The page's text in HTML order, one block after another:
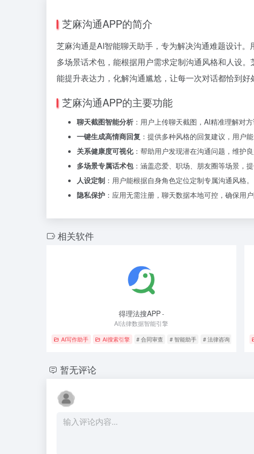
芝麻沟通APP的简介
芝麻沟通是AI智能聊天助手，专为解决沟通难题设计
多场景话术包，能根据用户需求定制沟通风格和人设
能提升表达力，化解沟通尴尬，让每一次对话都恰到好
芝麻沟通APP的主要功能
聊天截图智能分析 ：用户上传聊天截图，AI精准理解对
一键生成高情商回复 ：提供多种风格的回复建议，用户能
关系健康度可视化：帮助用户发现潜在沟通问题，维护良
多场景专属话术包：涵盖恋爱、职场、朋友圈等场景，提
人设定制 ：用户能根据自身角色定位定制专属沟通风格。
隐私保护 ：应用无需注册，聊天数据本地可控，确保用户
相关软件
得理法搜APP-
AI法律数据智能引擎
AI写作助手 AI搜索引擎 # 合同审查 # 智能助手 # 法律咨询
暂无评论